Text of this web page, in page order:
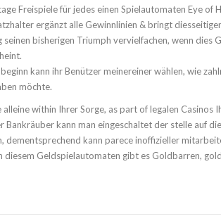
Freispiele für jedes einen Spielautomaten Eye of
ergänzt alle Gewinnlinien & bringt
seinen bisherigen Triumph vervielfachen, wenn dies
kann ihr Benützer meinereiner wählen, wie
möchte.
alleine within Ihrer Sorge, as part of legalen Casinos
Bankräuber kann man eingeschaltet der stelle auf
dementsprechend kann parece inoffizieller
diesem Geldspielautomaten gibt es Goldbarren,